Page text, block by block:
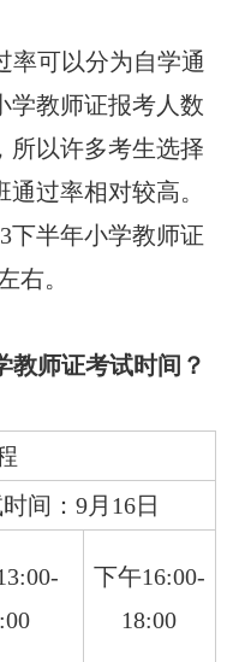
率可以分为自学通
学教师证报考人数
所以许多考生选择
过率相对较高。
下半年小学教师证
右。
教师证考试时间？
间：9月16日
下午16:00-
18:00